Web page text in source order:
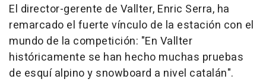
El director-gerente de Vallter, Enric Serra, ha
remarcado el fuerte vínculo de la estación con el
mundo de la competición: "En Vallter
históricamente se han hecho muchas pruebas
de esquí alpino y snowboard a nivel catalán".